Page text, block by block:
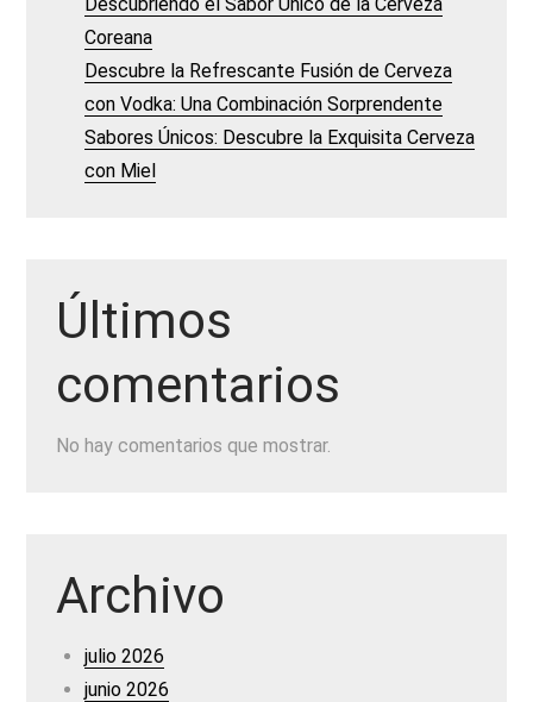
Coreana
Descubre la Refrescante Fusión de Cerveza
con Vodka: Una Combinación Sorprendente
Sabores Únicos: Descubre la Exquisita Cerveza
con Miel
Últimos
comentarios
No hay comentarios que mostrar.
Archivo
julio 2026
junio 2026